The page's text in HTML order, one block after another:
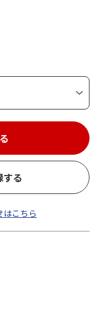
する
はこちら